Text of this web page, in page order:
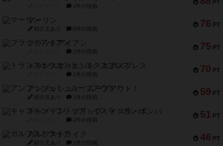
PT
1件の投稿
76 PT
マーリン
紹介文あり 6件の投稿
75 PT
フラットアイアン
2件の投稿
70 PT
トランスオリエント・エクスプレス
1件の投稿
59 PT
アンブッシュ！：ムーブアウト！
紹介文あり 1件の投稿
51 PT
キャプテン・フリップ：イスラ・ボンバ
2件の投稿
46 PT
ガルフストライク
紹介文あり 1件の投稿